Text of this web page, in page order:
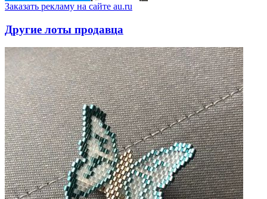
Заказать рекламу на сайте au.ru
Другие лоты продавца